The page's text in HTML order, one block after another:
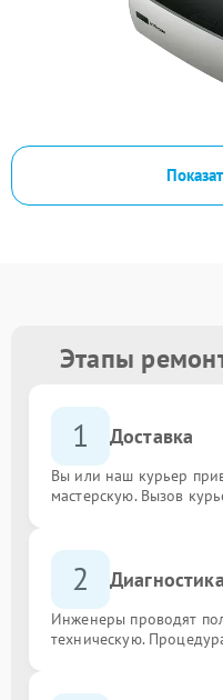
Этапы
1 Доставка
Вы или наш курьер
мастерскую. Вызов
2 Диагностика
Инженеры проводят
техническую.